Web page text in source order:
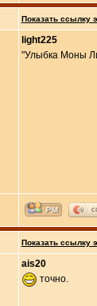
Показать ссылку
light225
"Улыбка Моны
Показать ссылку
ais20
точно.